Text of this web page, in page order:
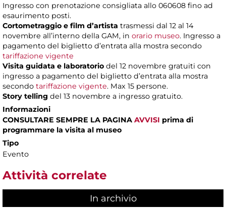
Ingresso con prenotazione consigliata allo 060608 fino ad
esaurimento posti.
Cortometraggio e film d’artista trasmessi dal 12 al 14
novembre all’interno della GAM, in orario museo. Ingresso a
pagamento del biglietto d’entrata alla mostra secondo
tariffazione vigente
Visita guidata e laboratorio del 12 novembre gratuiti con
ingresso a pagamento del biglietto d’entrata alla mostra
secondo tariffazione vigente. Max 15 persone.
Story telling del 13 novembre a ingresso gratuito.
Informazioni
CONSULTARE SEMPRE LA PAGINA AVVISI prima di
programmare la visita al museo
Tipo
Evento
Attività correlate
In archivio